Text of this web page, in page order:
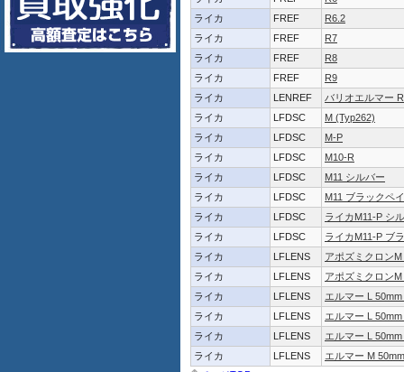
ライカ
FREF
R6.2
ライカ
FREF
R7
ライカ
FREF
R8
ライカ
FREF
R9
ライカ
LENREF
バリオエルマー
ライカ
LFDSC
M (Typ262)
ライカ
LFDSC
M-P
ライカ
LFDSC
M10-R
ライカ
LFDSC
M11 シルバー
ライカ
LFDSC
M11 ブラックペ
ライカ
LFDSC
ライカM11-P シ
ライカ
LFDSC
ライカM11-P ブ
ライカ
LFLENS
アポズミクロン
ライカ
LFLENS
アポズミクロン
ライカ
LFLENS
エルマー L
ライカ
LFLENS
エルマー L
ライカ
LFLENS
エルマー L
ライカ
LFLENS
エルマー M